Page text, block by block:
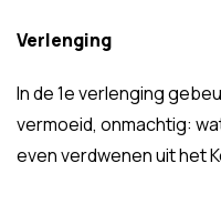
Verlenging
In de 1e verlenging
vermoeid, onmachtig:
even verdwenen uit het